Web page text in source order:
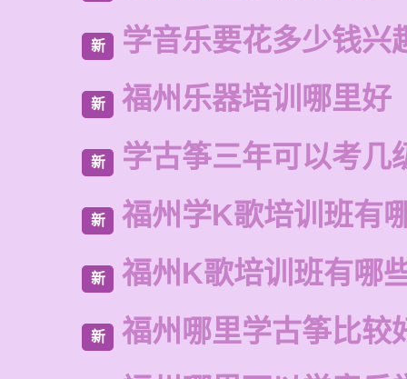
新 学音乐要花多少钱兴
新 福州乐器培训哪里好
新 学古筝三年可以考几
新 福州学K歌培训班有
新 福州K歌培训班有哪
新
福州哪里学古筝比较